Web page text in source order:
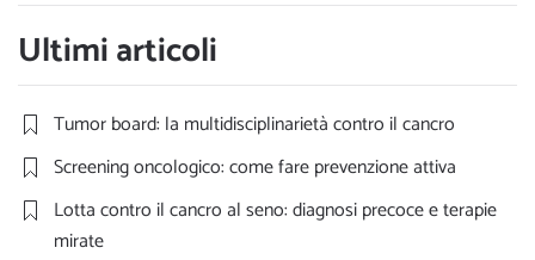
Ultimi articoli
Tumor board: la multidisciplinarietà contro il cancro
Screening oncologico: come fare prevenzione attiva
Lotta contro il cancro al seno: diagnosi precoce e terapie
mirate